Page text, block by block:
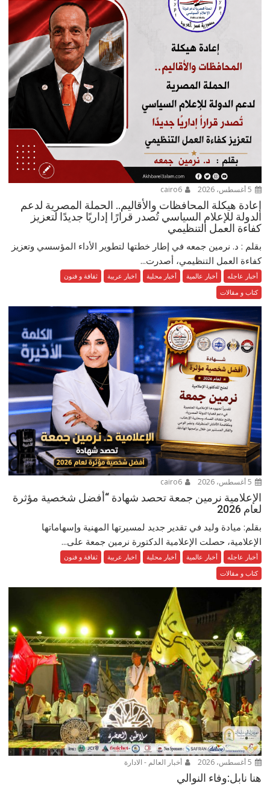
cairo6
إعادة هيكلة المحافظات والأقاليم.. الحملة المصرية لدعم
الدولة للإعلام السياسي تُصدر قرارًا إداريًا جديدًا لتعزيز
كفاءة العمل التنظيمي
بقلم : د. نرمين جمعه في إطار خطتها لتطوير الأداء المؤسسي وتعزيز
كفاءة العمل التنظيمي، أصدرت...
أخبار عاجله أخبار عالمية أخبار محلية اخبار عربية
ثقافة و فنون
كتاب و مقالات
cairo6
الإعلامية نرمين جمعة تحصد شهادة “أفضل شخصية مؤثرة
لعام 2026
بقلم: ميادة وليد في تقدير جديد لمسيرتها المهنية وإسهاماتها
الإعلامية، حصلت الإعلامية الدكتورة نرمين جمعة على...
أخبار عاجله أخبار عالمية أخبار محلية اخبار عربية
ثقافة و فنون
كتاب و مقالات
أخبار العالم - الادارة
هنا نابل:وفاء النوالي